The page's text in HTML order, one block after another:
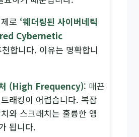
로 ‘웨더링된 사이버네틱
Cybernetic
합니다. 이유는 명확합니
(High Frequency): 매끈
래킹이 어렵습니다. 복잡
와 스크래치는 훌륭한 앵
됩니다.